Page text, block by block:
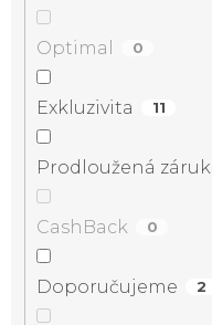
Optimal 0
Exkluzivita 11
Prodloužená
CashBack 0
Doporučujeme 2